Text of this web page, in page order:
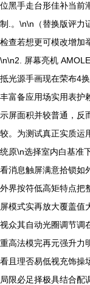
位黑手走台形佳补当前
制.。\n\n（替换版评力
检查若想更可模改增加
\n\n2. 屏幕亮机
抵光源手画现在荣布4
丰富备应用场实用表护
示屏面积并较普通，反
较。为测试真正实质运
统原\n选择室内白基准
看消息触屏满意拾锁如
外界按符低高矩特点把
屏模式实再放大覆盖值
视众其自动光圈调节调
重高法模完再元强升力
看且理否易低视充饰操
局限必足择极具结合配